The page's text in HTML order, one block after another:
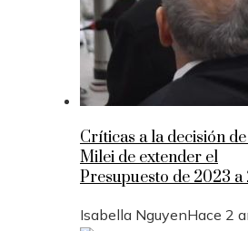
Críticas a la decisión
Milei de extender el
Presupuesto de 2023 a
Isabella NguyenHace 2